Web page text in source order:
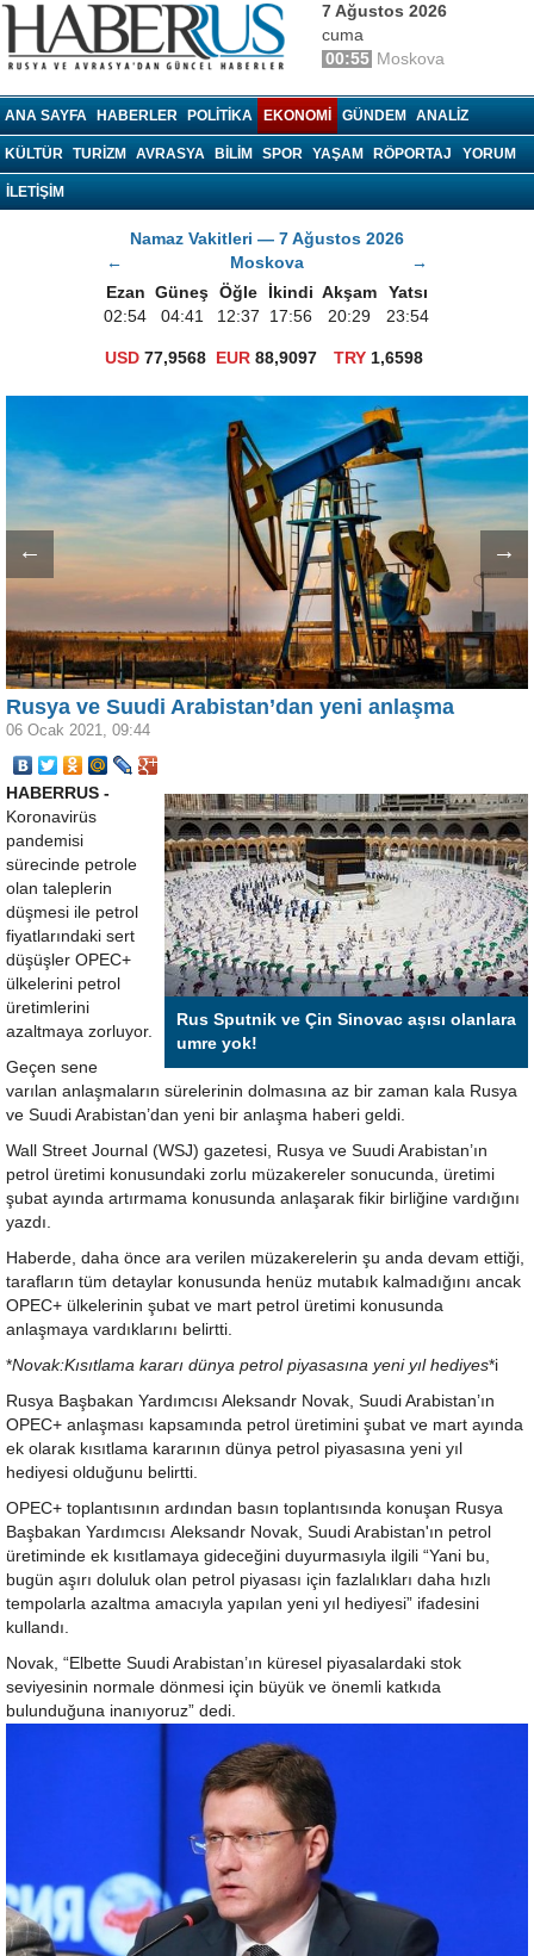
7 Ağustos 2026
cuma
00:55 Moskova
ANA SAYFA HABERLER POLITIKA EKONOMI GÜNDEM ANALIZ
KÜLTÜR TURIZM AVRASYA BILIM SPOR YAŞAM RÖPORTAJ YORUM
İLETİŞİM
Namaz Vakitleri — 7 Ağustos 2026
←
Moskova
→
Ezan Güneş Öğle İkindi Akşam
Yatsı
02:54
04:41 12:37 17:56 20:29 23:54
USD 77,9568 EUR 88,9097 TRY1,6598
← →
Rusya ve Suudi Arabistan’dan yeni anlaşma
06 Ocak 2021, 09:44
Rus Sputnik ve Çin Sinovac aşısı olanlara
umre yok!
HABERRUS -
Koronavirüs
pandemisi
sürecinde petrole
olan taleplerin
düşmesi ile petrol
fiyatlarındaki sert
düşüşler OPEC+
ülkelerini petrol
üretimlerini
azaltmaya zorluyor.
Geçen sene
varılan anlaşmaların sürelerinin dolmasına az bir zaman kala Rusya
ve Suudi Arabistan’dan yeni bir anlaşma haberi geldi.
Wall Street Journal (WSJ) gazetesi, Rusya ve Suudi Arabistan’ın
petrol üretimi konusundaki zorlu müzakereler sonucunda, üretimi
şubat ayında artırmama konusunda anlaşarak fikir birliğine vardığını
yazdı.
Haberde, daha önce ara verilen müzakerelerin şu anda devam ettiği,
tarafların tüm detaylar konusunda henüz mutabık kalmadığını ancak
OPEC+ ülkelerinin şubat ve mart petrol üretimi konusunda
anlaşmaya vardıklarını belirtti.
*Novak:Kısıtlama kararı dünya petrol piyasasına yeni yıl hediyes*i
Rusya Başbakan Yardımcısı Aleksandr Novak, Suudi Arabistan’ın
OPEC+ anlaşması kapsamında petrol üretimini şubat ve mart ayında
ek olarak kısıtlama kararının dünya petrol piyasasına yeni yıl
hediyesi olduğunu belirtti.
OPEC+ toplantısının ardından basın toplantısında konuşan Rusya
Başbakan Yardımcısı Aleksandr Novak, Suudi Arabistan'ın petrol
üretiminde ek kısıtlamaya gideceğini duyurmasıyla ilgili “Yani bu,
bugün aşırı doluluk olan petrol piyasası için fazlalıkları daha hızlı
tempolarla azaltma amacıyla yapılan yeni yıl hediyesi” ifadesini
kullandı.
Novak, “Elbette Suudi Arabistan’ın küresel piyasalardaki stok
seviyesinin normale dönmesi için büyük ve önemli katkıda
bulunduğuna inanıyoruz” dedi.